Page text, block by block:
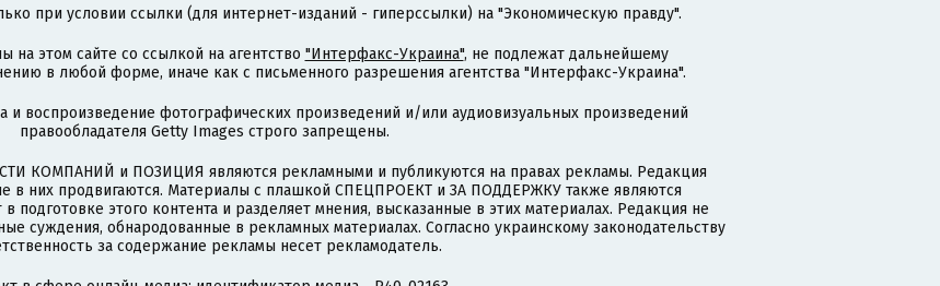
при условии ссылки (для интернет-изданий - гиперссылки) на "Экономическую правду".
этом сайте со ссылкой на агентство "Интерфакс-Украина", не подлежат дальнейшему
в любой форме, иначе как с письменного разрешения агентства "Интерфакс-Украина".
и воспроизведение фотографических произведений и/или аудиовизуальных произведений
правообладателя Getty Images строго запрещены.
КОМПАНИЙ и ПОЗИЦИЯ являются рекламными и публикуются на правах рекламы. Редакция
в них продвигаются. Материалы с плашкой СПЕЦПРОЕКТ и ЗА ПОДДЕРЖКУ также являются
подготовке этого контента и разделяет мнения, высказанные в этих материалах. Редакция не
суждения, обнародованные в рекламных материалах. Согласно украинскому законодательству
за содержание рекламы несет рекламодатель.